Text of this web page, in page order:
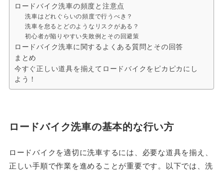
ロードバイク洗車の頻度と注意点
洗車はどれぐらいの頻度で行うべき？
洗車を怠るとどのようなリスクがある？
初心者が陥りやすい失敗例とその回避策
ロードバイク洗車に関するよくある質問とその回答
まとめ
今すぐ正しい道具を揃えてロードバイクをピカピカにし
よう！
ロードバイク洗車の基本的な行い方
ロードバイクを適切に洗車するには、必要な道具を揃え、
正しい手順で作業を進めることが重要です。以下では、洗